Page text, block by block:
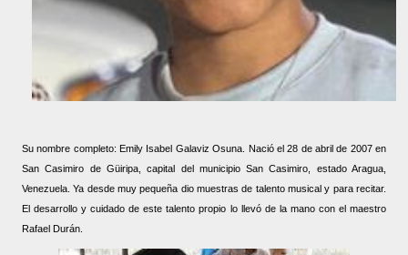
Su nombre completo: Emily Isabel Galaviz Osuna. Nació el 28 de abril de 2007 en
San Casimiro de Güiripa, capital del municipio San Casimiro, estado Aragua,
Venezuela. Ya desde muy pequeña dio muestras de talento musical y para recitar.
El desarrollo y cuidado de este talento propio lo llevó de la mano con el maestro
Rafael Durán.